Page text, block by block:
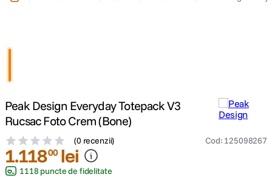
4 . peak design
canon sx740 hs
6. lavaliera
Peak Design Everyday Totepack V3
Rucsac Foto Crem (Bone)
(0 recenzii) Cod: 125098267
1.11800 lei
1118 puncte de fidelitate